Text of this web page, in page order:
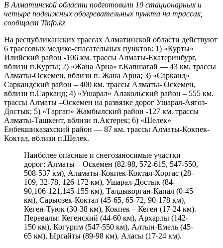
В Алматинской области подготовили 10 стационарных и
четыре подвижных обогревательных пункта на трассах,
сообщает Tinfo.kz
На республиканских трассах Алматинской области действуют
6 трассовых медико-спасательных пунктов: 1) «Курты»
Илийский район -106 км. трассы Алматы-Екатеринбург,
вблизи п.Курты; 2) «Жана Арна» г.Капшагай — 43 км. трассы
Алматы-Оскемен, вблизи п. Жана Арна; 3) «Сарканд»
Саркандский район – 400 км. трассы Алматы- Оскемен,
вблизи п.Сарканд; 4) «Ушарал» Алакольский район – 555 км.
трассы Алматы –Оскемен на развязке дорог Ушарал-Аягоз-
Достык; 5) «Таргап» Жамбылский район -127 км. трассы
Алматы-Ташкент, вблизи п.Актерек; 6) «Шелек»
Енбекшиказахский район — 87 км. трассы Алматы-Кокпек-
Коктал, вблизи п.Шелек.
Наиболее опасные и снегозаносимые участки
дорог: Алматы – Оскемен (82-98, 572-615, 547-550,
508-537 км), Аламаты-Кокпек-Коктал-Хоргас (28-
109, 32-78, 126-172 км), Ушарал-Достык (84-
90,106-121,145-155 км), Талдыкорган-Капал (0-45
км), Сарыозек-Коктал (45-65, 65-72, 90-178 км),
Кеген-Туюк (30-38 км), Кокпек – Кеген (17-24 км).
Перевалы: Кегенский (44-60 км), Архарлы (142-
150 км), Когурим (547-550 км), Алтын-Емель (45-
65 км), Ыргайты (89-98 км), Аласы (17-24 км).